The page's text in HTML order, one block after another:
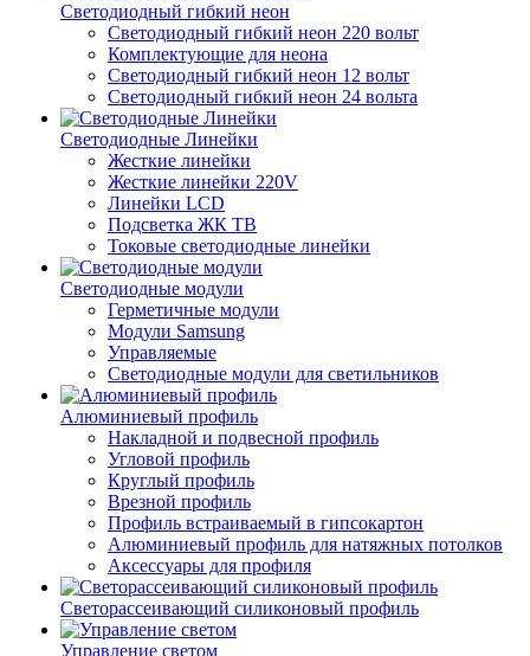
Светодиодный гибкий неон
Светодиодный гибкий неон 220 вольт
Комплектующие для неона
Светодиодный гибкий неон 12 вольт
Светодиодный гибкий неон 24 вольта
Светодиодные Линейки
Жесткие линейки
Жесткие линейки 220V
Линейки LCD
Подсветка ЖК ТВ
Токовые светодиодные линейки
Светодиодные модули
Герметичные модули
Модули Samsung
Управляемые
Светодиодные модули для светильников
Алюминиевый профиль
Накладной и подвесной профиль
Угловой профиль
Круглый профиль
Врезной профиль
Профиль встраиваемый в гипсокартон
Алюминиевый профиль для натяжных потолков
Аксессуары для профиля
Светорассеивающий силиконовый профиль
Управление светом